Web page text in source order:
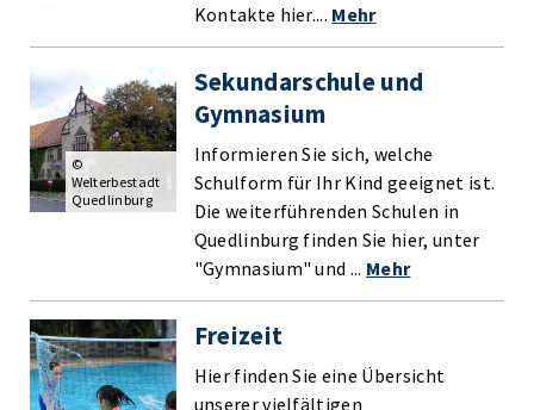
Kontakte hier.... Mehr
Sekundarschule und
Gymnasium
Informieren Sie sich, welche
Schulform für Ihr Kind geeignet ist.
Die weiterführenden Schulen in
Quedlinburg finden Sie hier, unter
"Gymnasium" und ... Mehr
©
Welterbestadt
Quedlinburg
Freizeit
Hier finden Sie eine Übersicht
unserer vielfältigen